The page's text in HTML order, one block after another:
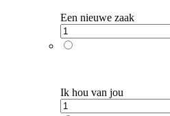
Een nieuwe zaak
Ik hou van jou